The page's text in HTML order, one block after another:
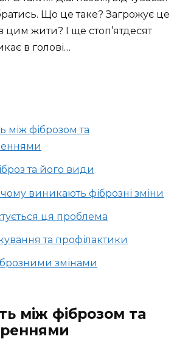
Що це таке? Загрожує це
цим жити? І ще стоп’ятдесят
в голові…
між фіброзом та
та його види
виникають фіброзні зміни
ця проблема
та профілактики
змінами
між фіброзом та